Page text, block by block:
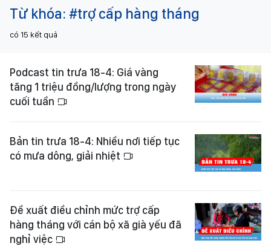
Từ khóa: #trợ cấp hàng tháng
có 15 kết quả
Podcast tin trưa 18-4: Giá vàng
tăng 1 triệu đồng/lượng trong ngày
cuối tuần
Bản tin trưa 18-4: Nhiều nơi tiếp tục
có mưa dông, giải nhiệt
Đề xuất điều chỉnh mức trợ cấp
hàng tháng với cán bộ xã già yếu đã
nghỉ việc